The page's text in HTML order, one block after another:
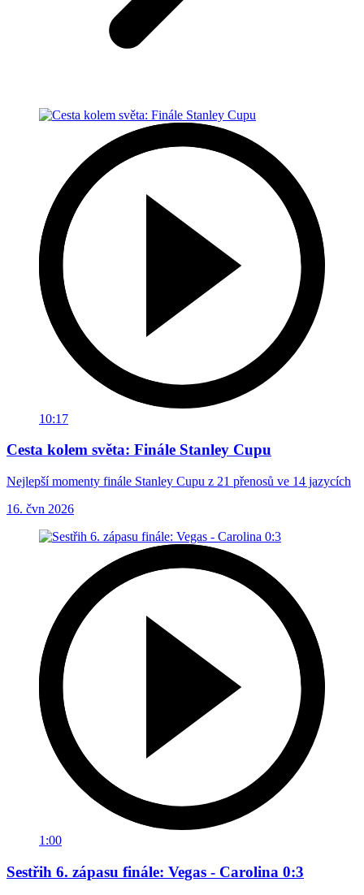
10:17
Cesta kolem světa: Finále Stanley Cupu
Nejlepší momenty finále Stanley Cupu z 21 přenosů ve 14 jazycích
16. čvn 2026
1:00
Sestřih 6. zápasu finále: Vegas - Carolina 0:3